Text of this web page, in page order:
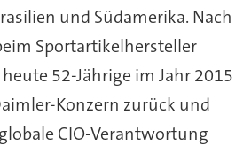
und Südamerika. Nach
Sportartikelhersteller
52-Jährige im Jahr 2015
Konzern zurück und
CIO-Verantwortung